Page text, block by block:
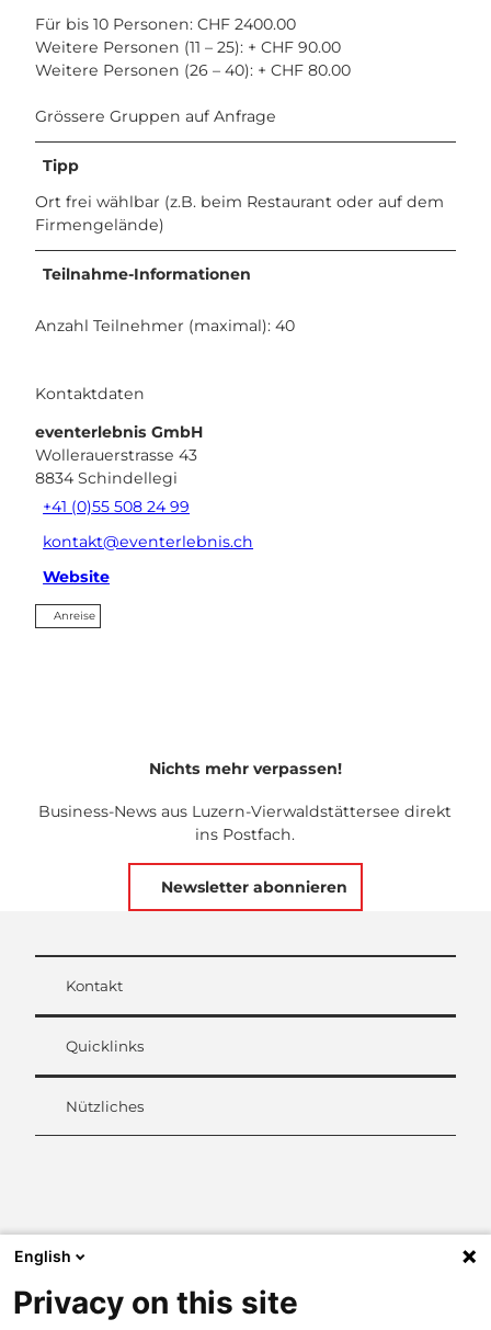
Für bis 10 Personen: CHF 2400.00
Weitere Personen (11 – 25): + CHF 90.00
Weitere Personen (26 – 40): + CHF 80.00
Grössere Gruppen auf Anfrage
Tipp
Ort frei wählbar (z.B. beim Restaurant oder auf dem
Firmengelände)
Teilnahme-Informationen
Anzahl Teilnehmer (maximal): 40
Kontaktdaten
eventerlebnis GmbH
Wollerauerstrasse 43
8834 Schindellegi
+41 (0)55 508 24 99
kontakt@eventerlebnis.ch
Website
Anreise
Nichts mehr verpassen!
Business-News aus Luzern-Vierwaldstättersee direkt
ins Postfach.
Newsletter abonnieren
Kontakt
Quicklinks
Nützliches
d
I
English
Privacy on this site